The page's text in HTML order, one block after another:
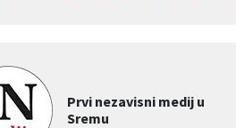
Prvi nezavisni medij u
Sremu